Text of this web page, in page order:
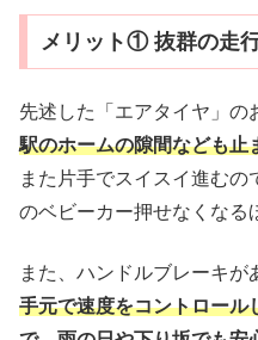
メリット① 抜群の走
先述した「エアタイヤ」の
駅のホームの隙間なども止
また片手でスイスイ進む
のベビーカー押せなくなる
また、ハンドルブレーキが
手元で速度をコントロール